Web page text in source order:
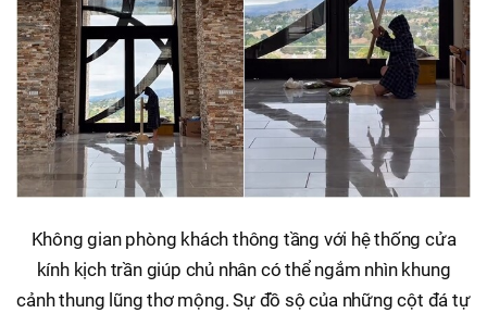
Không gian phòng khách thông tầng với hệ thống cửa
kính kịch trần giúp chủ nhân có thể ngắm nhìn khung
cảnh thung lũng thơ mộng. Sự đồ sộ của những cột đá tự